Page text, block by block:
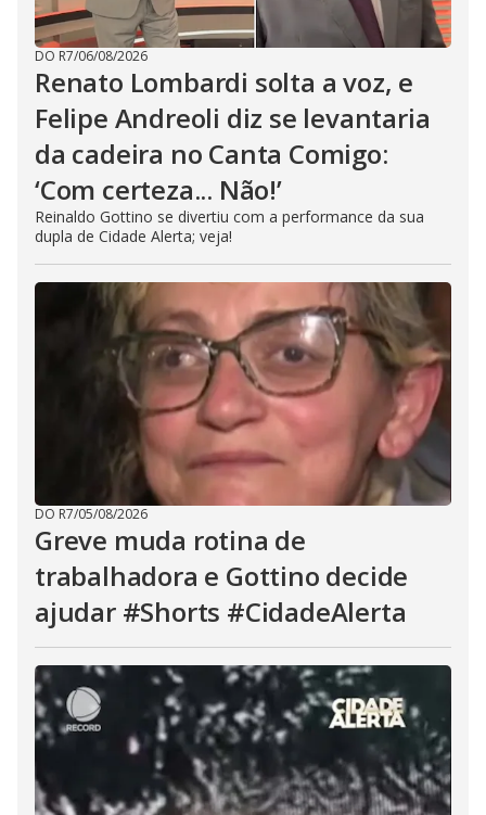
DO R7/06/08/2026
Renato Lombardi solta a voz, e
Felipe Andreoli diz se levantaria
da cadeira no Canta Comigo:
‘Com certeza... Não!’
Reinaldo Gottino se divertiu com a performance da sua
dupla de Cidade Alerta; veja!
DO R7/05/08/2026
Greve muda rotina de
trabalhadora e Gottino decide
ajudar #Shorts #CidadeAlerta